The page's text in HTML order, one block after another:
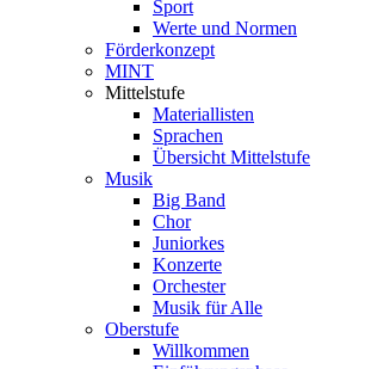
Sport
Werte und Normen
Förderkonzept
MINT
Mittelstufe
Materiallisten
Sprachen
Übersicht Mittelstufe
Musik
Big Band
Chor
Juniorkes
Konzerte
Orchester
Musik für Alle
Oberstufe
Willkommen